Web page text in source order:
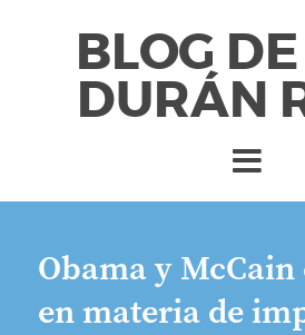
BLOG
DURÁN
Obama y
en materia de